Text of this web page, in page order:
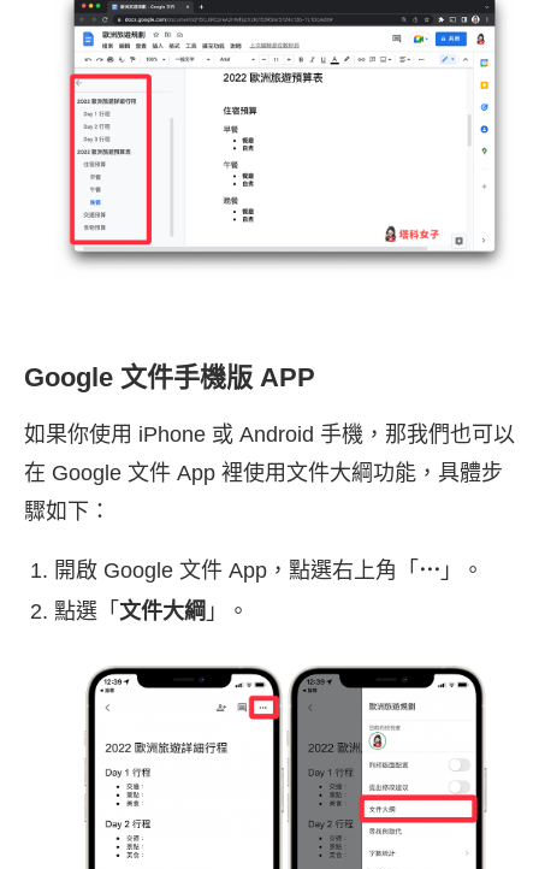
Google 文件手機版 APP
如果你使用 iPhone 或 Android 手機，那我們也可以
在 Google 文件 App 裡使用文件大綱功能，具體步
驟如下：
開啟 Google 文件 App，點選右上角「 ⋯ 」。
點選「 文件大綱 」。